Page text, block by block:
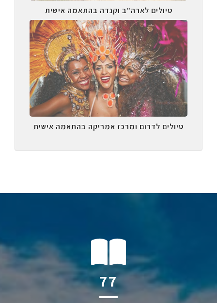
טיולים לארה"ב וקנדה בהתאמה אישית
טיולים לדרום ומרכז אמריקה בהתאמה אישית
123